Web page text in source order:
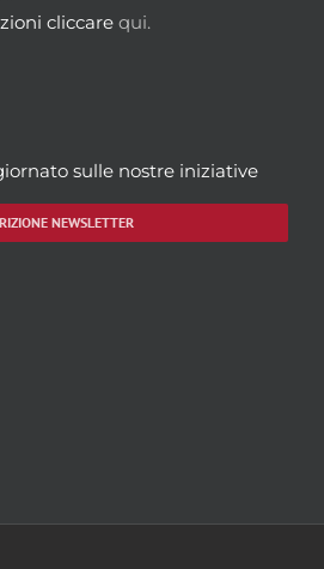
cliccare qui.
sulle nostre iniziative
NEWSLETTER